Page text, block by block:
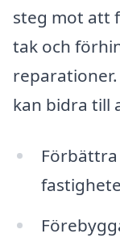
steg mot att
tak och
kan bidra till